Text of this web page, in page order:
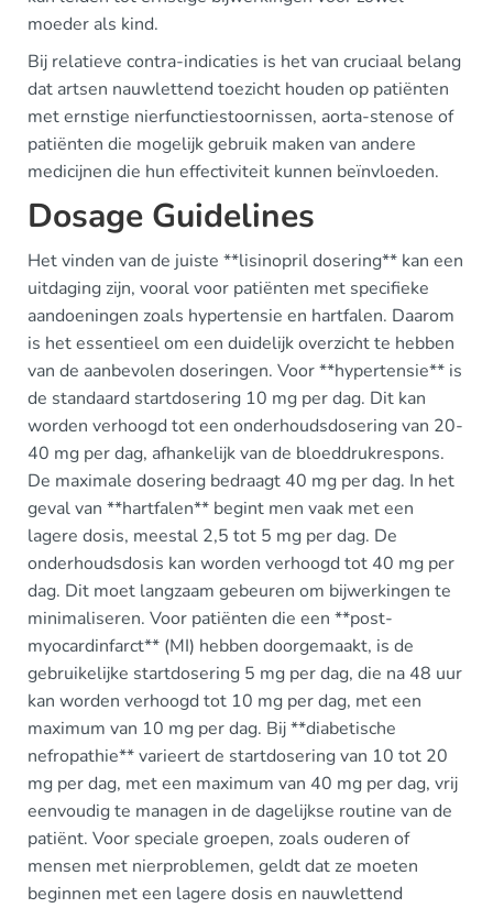
moeder als kind.
Bij relatieve contra-indicaties is het van cruciaal belang
dat artsen nauwlettend toezicht houden op patiënten
met ernstige nierfunctiestoornissen, aorta-stenose of
patiënten die mogelijk gebruik maken van andere
medicijnen die hun effectiviteit kunnen beïnvloeden.
Dosage Guidelines
Het vinden van de juiste **lisinopril dosering** kan een
uitdaging zijn, vooral voor patiënten met specifieke
aandoeningen zoals hypertensie en hartfalen. Daarom
is het essentieel om een duidelijk overzicht te hebben
van de aanbevolen doseringen. Voor **hypertensie** is
de standaard startdosering 10 mg per dag. Dit kan
worden verhoogd tot een onderhoudsdosering van 20-
40 mg per dag, afhankelijk van de bloeddrukrespons.
De maximale dosering bedraagt 40 mg per dag. In het
geval van **hartfalen** begint men vaak met een
lagere dosis, meestal 2,5 tot 5 mg per dag. De
onderhoudsdosis kan worden verhoogd tot 40 mg per
dag. Dit moet langzaam gebeuren om bijwerkingen te
minimaliseren. Voor patiënten die een **post-
myocardinfarct** (MI) hebben doorgemaakt, is de
gebruikelijke startdosering 5 mg per dag, die na 48 uur
kan worden verhoogd tot 10 mg per dag, met een
maximum van 10 mg per dag. Bij **diabetische
nefropathie** varieert de startdosering van 10 tot 20
mg per dag, met een maximum van 40 mg per dag, vrij
eenvoudig te managen in de dagelijkse routine van de
patiënt. Voor speciale groepen, zoals ouderen of
mensen met nierproblemen, geldt dat ze moeten
beginnen met een lagere dosis en nauwlettend